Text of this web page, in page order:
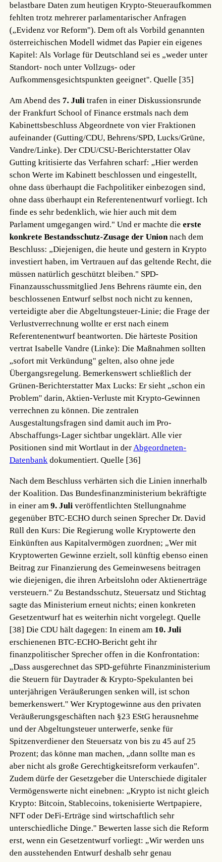
belastbare Daten zum heutigen Krypto-Steueraufkommen
fehlten trotz mehrerer parlamentarischer Anfragen
(„Evidenz vor Reform"). Dem oft als Vorbild genannten
österreichischen Modell widmet das Papier ein eigenes
Kapitel: Als Vorlage für Deutschland sei es „weder unter
Standort- noch unter Vollzugs- oder
Aufkommensgesichtspunkten geeignet".Quelle [35]
Am Abend des 7. Juli trafen in einer Diskussionsrunde
der Frankfurt School of Finance erstmals nach dem
Kabinettsbeschluss Abgeordnete von vier Fraktionen
aufeinander (Gutting/CDU, Behrens/SPD, Lucks/Grüne,
Vandre/Linke). Der CDU/CSU-Berichterstatter Olav
Gutting kritisierte das Verfahren scharf: „Hier werden
schon Werte im Kabinett beschlossen und eingestellt,
ohne dass überhaupt die Fachpolitiker einbezogen sind,
ohne dass überhaupt ein Referentenentwurf vorliegt. Ich
finde es sehr bedenklich, wie hier auch mit dem
Parlament umgegangen wird." Und er machte dieerste
konkrete Bestandsschutz-Zusage der Unionnach dem
Beschluss: „Diejenigen, die heute und gestern in Krypto
investiert haben, im Vertrauen auf das geltende Recht, die
müssen natürlich geschützt bleiben." SPD-
Finanzausschussmitglied Jens Behrens räumte ein, den
beschlossenen Entwurf selbst noch nicht zu kennen,
verteidigte aber die Abgeltungsteuer-Linie; die Frage der
Verlustverrechnung wollte er erst nach einem
Referentenentwurf beantworten. Die härteste Position
vertrat Isabelle Vandre (Linke): Die Maßnahmen sollten
„sofort mit Verkündung" gelten, also ohne jede
Übergangsregelung. Bemerkenswert schließlich der
Grünen-Berichterstatter Max Lucks: Er sieht „schon ein
Problem" darin, Aktien-Verluste mit Krypto-Gewinnen
verrechnen zu können. Die zentralen
Ausgestaltungsfragen sind damit auch im Pro-
Abschaffungs-Lager sichtbar ungeklärt. Alle vier
Positionen sind mit Wortlaut in derAbgeordneten-
Datenbank dokumentiert.Quelle [36]
Nach dem Beschluss verhärten sich die Linien innerhalb
der Koalition. Das Bundesfinanzministerium bekräftigte
in einer am9. Juli veröffentlichten Stellungnahme
gegenüber BTC-ECHO durch seinen Sprecher Dr. David
Rüll den Kurs: Die Regierung wolle Kryptowerte den
Einkünften aus Kapitalvermögen zuordnen; „Wer mit
Kryptowerten Gewinne erzielt, soll künftig ebenso einen
Beitrag zur Finanzierung des Gemeinwesens beitragen
wie diejenigen, die ihren Arbeitslohn oder Aktienerträge
versteuern." Zu Bestandsschutz, Steuersatz und Stichtag
sagte das Ministerium erneut nichts; einen konkreten
Gesetzentwurf hat es weiterhin nicht vorgelegt.Quelle
[38] Die CDU hält dagegen: In einem am 10. Juli
erschienenen BTC-ECHO-Bericht geht ihr
finanzpolitischer Sprecher offen in die Konfrontation:
„Dass ausgerechnet das SPD-geführte Finanzministerium
die Steuern für Daytrader & Krypto-Spekulanten bei
unterjährigen Veräußerungen senken will, ist schon
bemerkenswert." Wer Kryptogewinne aus den privaten
Veräußerungsgeschäften nach §23 EStG herausnehme
und der Abgeltungsteuer unterwerfe, senke für
Spitzenverdiener den Steuersatz von bis zu 45 auf 25
Prozent; das könne man machen, „dann sollte man es
aber nicht als große Gerechtigkeitsreform verkaufen".
Zudem dürfe der Gesetzgeber die Unterschiede digitaler
Vermögenswerte nicht einebnen: „Krypto ist nicht gleich
Krypto: Bitcoin, Stablecoins, tokenisierte Wertpapiere,
NFT oder DeFi-Erträge sind wirtschaftlich sehr
unterschiedliche Dinge." Bewerten lasse sich die Reform
erst, wenn ein Gesetzentwurf vorliegt: „Wir werden uns
den ausstehenden Entwurf deshalb sehr genau